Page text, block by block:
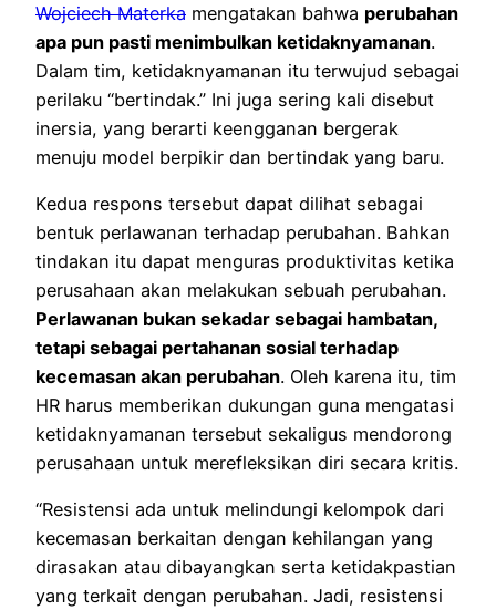
Wojciech Materka mengatakan bahwa perubahan
apa pun pasti menimbulkan ketidaknyamanan.
Dalam tim, ketidaknyamanan itu terwujud sebagai
perilaku “bertindak.” Ini juga sering kali disebut
inersia, yang berarti keengganan bergerak
menuju model berpikir dan bertindak yang baru.
Kedua respons tersebut dapat dilihat sebagai
bentuk perlawanan terhadap perubahan. Bahkan
tindakan itu dapat menguras produktivitas ketika
perusahaan akan melakukan sebuah perubahan.
Perlawanan bukan sekadar sebagai hambatan,
tetapi sebagai pertahanan sosial terhadap
kecemasan akan perubahan. Oleh karena itu, tim
HR harus memberikan dukungan guna mengatasi
ketidaknyamanan tersebut sekaligus mendorong
perusahaan untuk merefleksikan diri secara kritis.
“Resistensi ada untuk melindungi kelompok dari
kecemasan berkaitan dengan kehilangan yang
dirasakan atau dibayangkan serta ketidakpastian
yang terkait dengan perubahan. Jadi, resistensi